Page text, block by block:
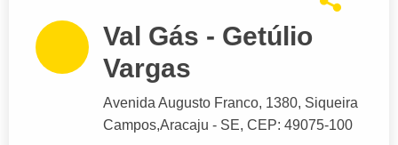
Val Gás - Getúlio
Vargas
Avenida Augusto Franco, 1380, Siqueira
Campos,Aracaju - SE, CEP: 49075-100